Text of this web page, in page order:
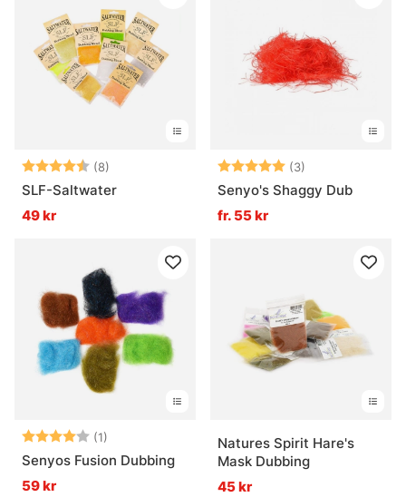
Betyg: (8)
4.9 utav 5 stjärnor
SLF-Saltwater
49 kr
Betyg: (3)
Senyo's Shaggy Dub
fr. 55 kr
Betyg: (1)
4.0 utav 5 stjärnor
Senyos Fusion Dubbing
59 kr
Natures Spirit Hare's
Mask Dubbing
45 kr